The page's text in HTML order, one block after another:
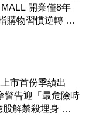
開業僅8年
購物習慣逆轉 餐
市首份季績出
警告迎「最危險時
股解禁殺埋身 拆